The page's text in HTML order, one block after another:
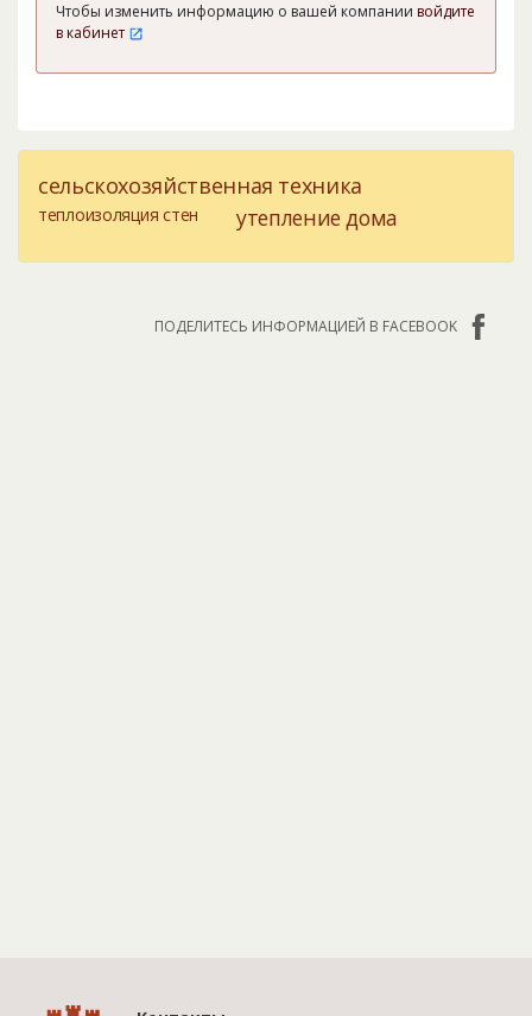
Чтобы изменить информацию о вашей компании войдите
в кабинет
сельскохозяйственная техника
теплоизоляция стен утепление дома
ПОДЕЛИТЕСЬ ИНФОРМАЦИЕЙ В FACEBOOK